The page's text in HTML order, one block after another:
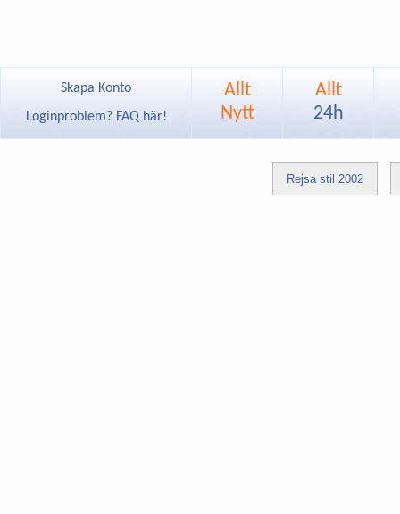
Skapa Konto
Loginproblem? FAQ här!
Allt
Nytt
Allt
24h
Rejsa stil 2002